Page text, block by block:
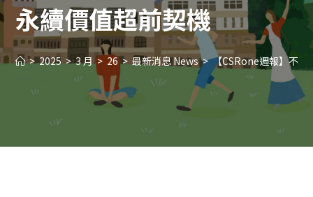
永續價值超前契機
> 2025 > 3 月 > 26 > 最新消息 News > 【CSRone週報】不確